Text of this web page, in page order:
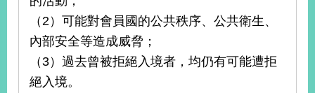
（2）可能對會員國的公共秩序、公共衛生、
內部安全等造成威脅；
（3）過去曾被拒絕入境者，均仍有可能遭拒
絕入境。